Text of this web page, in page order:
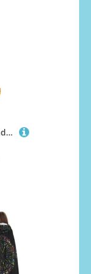
GBMBZSKP (Frisches Obst und Gemüse) Halloween-Kapuzenumhang, Hexenhut für Jungen, Mädchen, Kinder, 85–134 cm, Kapuzenumhang, Halloween, Vampir-Kostüm, Cosplay, Ostern, Maskerade, Party